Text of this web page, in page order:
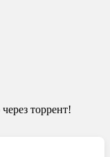
торрент!